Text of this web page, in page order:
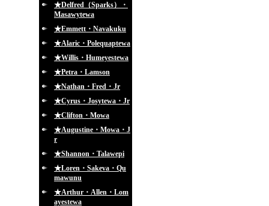
★Delfred（Sparks）・
Masawytewa
★Emmett・Navakuku
★Alaric・Polequaptewa
★Willis・Humeyestewa
★Petra・Lamson
★Nathan・Fred・Jr
★Cyrus・Josytewa・Jr
★Clifton・Mowa
★Augustine・Mowa・J
r
★Shannon・Talawepi
★Loren・Sakeva・Qu
mawunu
★Arthur・Allen・Lom
ayestewa